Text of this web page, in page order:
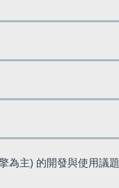
為主) 的開發與使用議題